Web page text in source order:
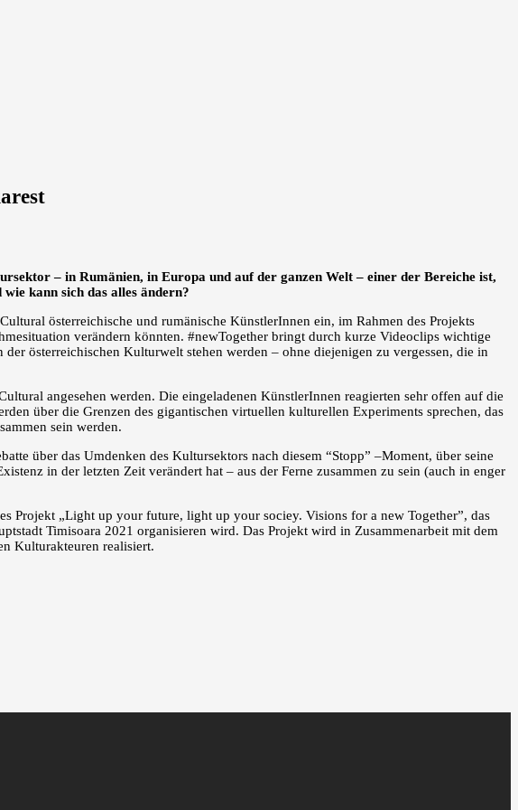
– in Rumänien, in Europa und auf der ganzen Welt – einer der Bereiche ist,
kann sich das alles ändern?
österreichische und rumänische KünstlerInnen ein, im Rahmen des Projekts
verändern könnten. #newTogether bringt durch kurze Videoclips wichtige
österreichischen Kulturwelt stehen werden – ohne diejenigen zu vergessen, die in
angesehen werden. Die eingeladenen KünstlerInnen reagierten sehr offen auf die
über die Grenzen des gigantischen virtuellen kulturellen Experiments sprechen, das
sein werden.
über das Umdenken des Kultursektors nach diesem “Stopp” –Moment, über seine
in der letzten Zeit verändert hat – aus der Ferne zusammen zu sein (auch in enger
Projekt „Light up your future, light up your sociey. Visions for a new Together”, das
Timisoara 2021 organisieren wird. Das Projekt wird in Zusammenarbeit mit dem
Kulturakteuren realisiert.